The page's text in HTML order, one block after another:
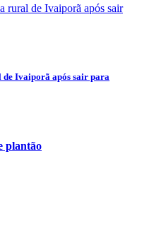
Ivaiporã após sair para
plantão